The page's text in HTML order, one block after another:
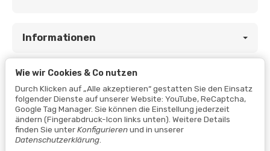
Informationen
Gesetzliche Informationen
Wie wir Cookies & Co nutzen
Durch Klicken auf „Alle akzeptieren“ gestatten Sie den Einsatz
folgender Dienste auf unserer Website: YouTube, ReCaptcha,
Google Tag Manager. Sie können die Einstellung jederzeit
ändern (Fingerabdruck-Icon links unten). Weitere Details
finden Sie unterKonfigurierenund in unserer
Datenschutzerklärung.